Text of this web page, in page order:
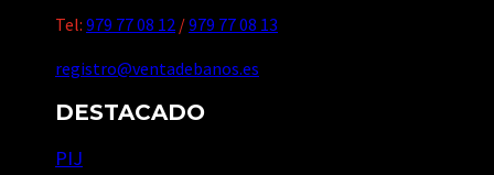
Tel: 979 77 08 12 /979 77 08 13
registro@ventadebanos.es
DESTACADO
PIJ